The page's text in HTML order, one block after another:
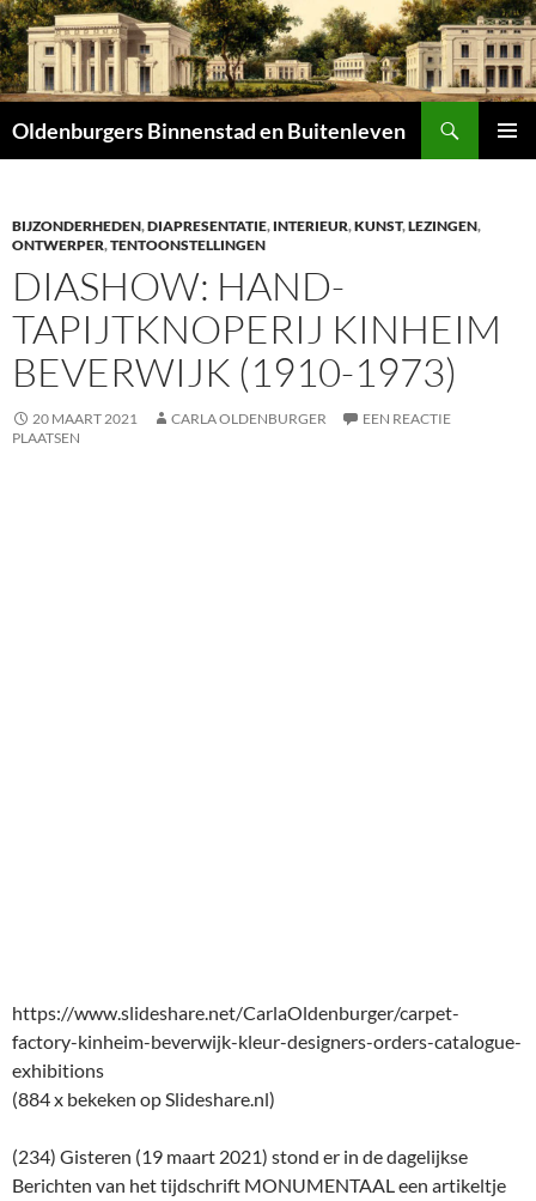
Oldenburgers Binnenstad en Buitenleven
BIJZONDERHEDEN,DIAPRESENTATIE, INTERIEUR,KUNST,LEZINGEN,
ONTWERPER,TENTOONSTELLINGEN
DIASHOW: HAND-
TAPIJTKNOPERIJ KINHEIM
BEVERWIJK (1910-1973)
20 MAART 2021 CARLA OLDENBURGER
EEN REACTIE
PLAATSEN
https://www.slideshare.net/CarlaOldenburger/carpet-
factory-kinheim-beverwijk-kleur-designers-orders-catalogue-
exhibitions
(884 x bekeken op Slideshare.nl)
(234) Gisteren (19 maart 2021) stond er in de dagelijkse
Berichten van het tijdschrift MONUMENTAAL een artikeltje